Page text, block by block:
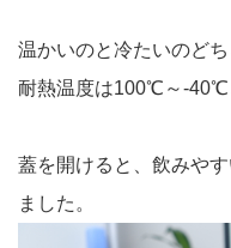
温かいのと冷たいのど
耐熱温度は100℃～-40℃
蓋を開けると、飲みや
ました。